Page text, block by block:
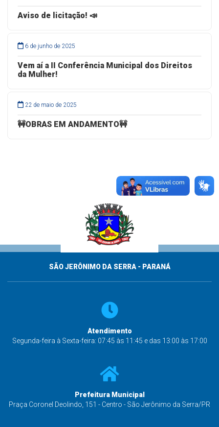
Aviso de licitação! 📣
6 de junho de 2025
Vem aí a II Conferência Municipal dos Direitos
da Mulher!
22 de maio de 2025
🚧OBRAS EM ANDAMENTO🚧
SÃO JERÔNIMO DA SERRA - PARANÁ
Atendimento
Segunda-feira à Sexta-feira: 07:45 às 11:45 e das 13:00 às 17:00
Prefeitura Municipal
Praça Coronel Deolindo, 151 - Centro - São Jerônimo da Serra/PR